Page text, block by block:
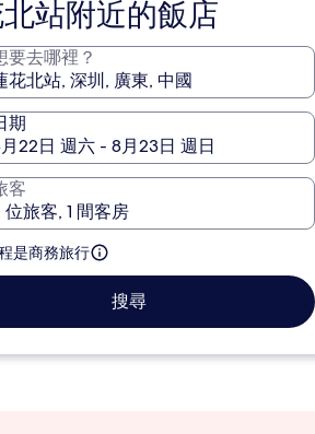
站附近的飯店
要去哪裡？
期
22日 週六 - 8月23日 週日
客
位旅客, 1 間客房
是商務旅行
搜尋